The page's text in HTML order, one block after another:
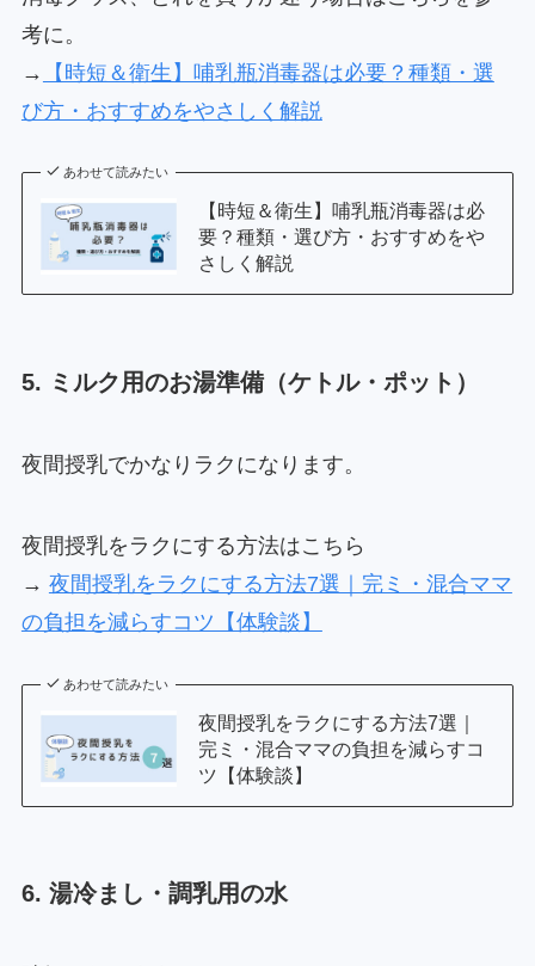
考に。
→
【時短＆衛生】哺乳瓶消毒器は必要？種類・選
び方・おすすめをやさしく解説
あわせて読みたい
【時短＆衛生】哺乳瓶消毒器は必
要？種類・選び方・おすすめをや
さしく解説
5. ミルク用のお湯準備（ケトル・ポット）
夜間授乳でかなりラクになります。
夜間授乳をラクにする方法はこちら
→ 夜間授乳をラクにする方法7選｜完ミ・混合ママ
の負担を減らすコツ【体験談】
あわせて読みたい
夜間授乳をラクにする方法7選｜
完ミ・混合ママの負担を減らすコ
ツ【体験談】
6. 湯冷まし・調乳用の水